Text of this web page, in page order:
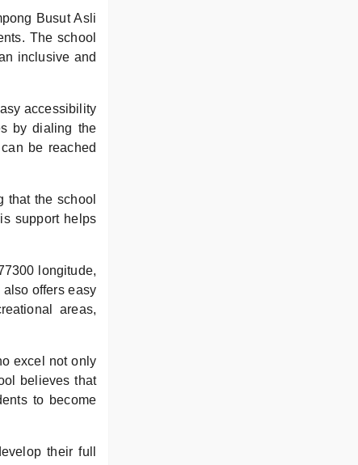
Busut Asli
The school
inclusive and
accessibility
by dialing the
be reached
that the school
support helps
longitude,
offers easy
areas,
excel not only
believes that
to become
their full